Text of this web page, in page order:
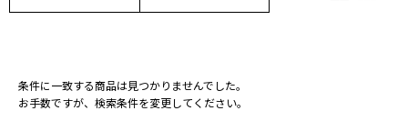
条件に一致する商品は見つかりませんでした。
お手数ですが、検索条件を変更してください。